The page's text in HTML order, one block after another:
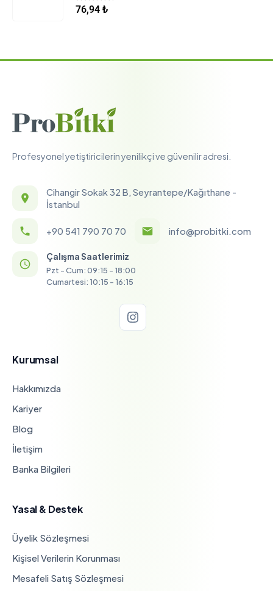
5.005 üzerinden
76,94 ₺
Profesyonel yetiştiricilerin yenilikçi ve güvenilir adresi.
Cihangir Sokak 32 B, Seyrantepe/Kağıthane -
İstanbul
+90 541 790 70 70 info@probitki.com
Çalışma Saatlerimiz
Pzt - Cum: 09:15 - 18:00
Cumartesi: 10:15 - 16:15
Kurumsal
Hakkımızda
Kariyer
Blog
İletişim
Banka Bilgileri
Yasal & Destek
Üyelik Sözleşmesi
Kişisel Verilerin Korunması
Mesafeli Satış Sözleşmesi